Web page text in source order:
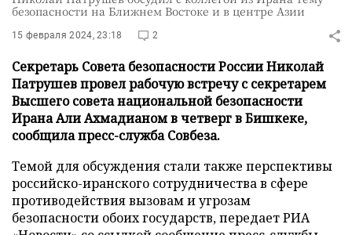
безопасности на Ближнем Востоке и в центре Азии
15 февраля 2024, 23:18 2
Секретарь Совета безопасности России Николай
Патрушев провел рабочую встречу с секретарем
Высшего совета национальной безопасности
Ирана Али Ахмадианом в четверг в Бишкеке,
сообщила пресс-служба Совбеза.
Темой для обсуждения стали также перспективы
российско-иранского сотрудничества в сфере
противодействия вызовам и угрозам
безопасности обоих государств, передает РИА